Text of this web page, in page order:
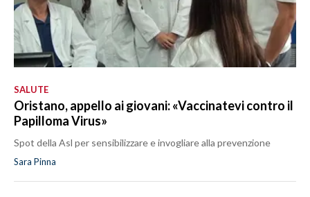
SALUTE
Oristano, appello ai giovani: «Vaccinatevi contro il
Papilloma Virus»
Spot della Asl per sensibilizzare e invogliare alla prevenzione
Sara Pinna